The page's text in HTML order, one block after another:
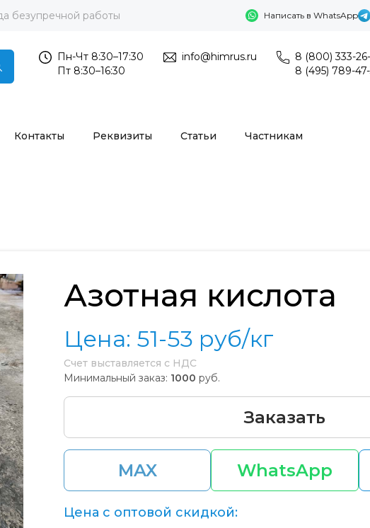
безупречной работы Написать в WhatsApp
Пн-Чт 8:30–17:30
Пт 8:30–16:30
info@himrus.ru
8 (800) 333-
8 (495) 789-
Контакты Реквизиты Статьи Частникам
Азотная кислота
Цена: 51-53 руб/кг
Счет выставляется с НДС
Минимальный заказ: 1000 руб.
Заказать
MAX WhatsApp
Цена с оптовой скидкой: